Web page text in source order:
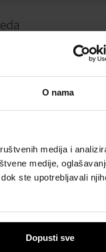
O nama
medija i
medije,
ste upotrebljavali
Dopusti sve
KOKULETTER
Novosti, trendove i
primati ako se odlučite
E-mail*